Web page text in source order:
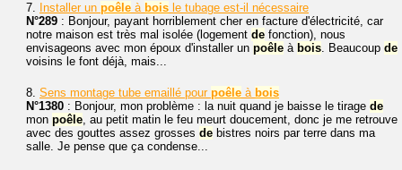
7. Installer un poêle à bois le tubage est-il nécessaire
N°289 : Bonjour, payant horriblement cher en facture d'électricité, car
notre maison est très mal isolée (logement de fonction), nous
envisageons avec mon époux d'installer un poêle à bois. Beaucoup de
voisins le font déjà, mais...
8. Sens montage tube emaillé pour poêle à bois
N°1380 : Bonjour, mon problème : la nuit quand je baisse le tirage de
mon poêle, au petit matin le feu meurt doucement, donc je me retrouve
avec des gouttes assez grosses de bistres noirs par terre dans ma
salle. Je pense que ça condense...